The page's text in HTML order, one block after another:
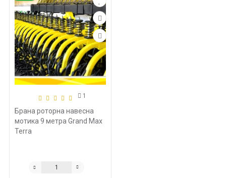
1
Брана роторна навесна
мотика 9 метра Grand Max
Terra